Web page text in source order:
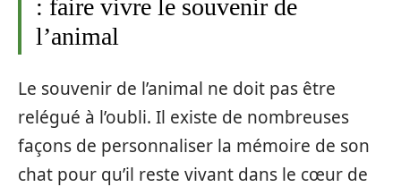
: faire vivre le souvenir de
l’animal
Le souvenir de l’animal ne doit pas être
relégué à l’oubli. Il existe de nombreuses
façons de personnaliser la mémoire de son
chat pour qu’il reste vivant dans le cœur de